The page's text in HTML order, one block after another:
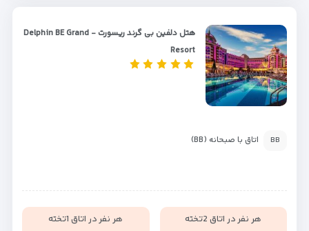
هتل دلفین بی گرند ریسورت - Delphin BE Grand
Resort
BB اتاق با صبحانه (BB)
هر نفر در اتاق 2تخته
هر نفر در اتاق 1تخته